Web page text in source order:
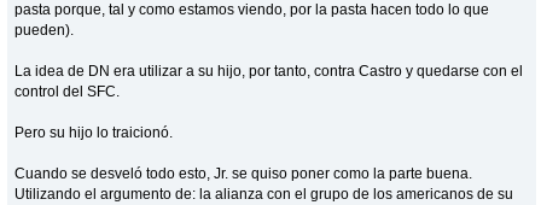
pasta porque, tal y como estamos viendo, por la pasta hacen todo lo que
pueden).
La idea de DN era utilizar a su hijo, por tanto, contra Castro y quedarse con el
control del SFC.
Pero su hijo lo traicionó.
Cuando se desveló todo esto, Jr. se quiso poner como la parte buena.
Utilizando el argumento de: la alianza con el grupo de los americanos de su